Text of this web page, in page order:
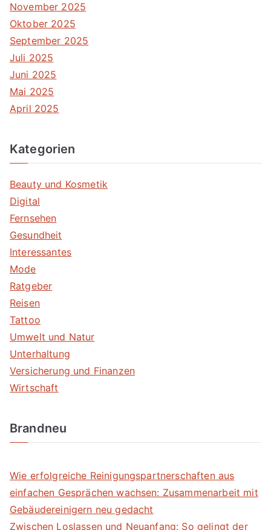
November 2025
Oktober 2025
September 2025
Juli 2025
Juni 2025
Mai 2025
April 2025
Kategorien
Beauty und Kosmetik
Digital
Fernsehen
Gesundheit
Interessantes
Mode
Ratgeber
Reisen
Tattoo
Umwelt und Natur
Unterhaltung
Versicherung und Finanzen
Wirtschaft
Brandneu
Wie erfolgreiche Reinigungspartnerschaften aus
einfachen Gesprächen wachsen: Zusammenarbeit mit
Gebäudereinigern neu gedacht
Zwischen Loslassen und Neuanfang: So gelingt der